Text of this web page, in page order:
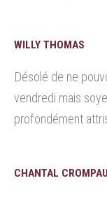
WILLY THOMAS
Désolé de ne
vendredi mais
profondément
CHANTAL